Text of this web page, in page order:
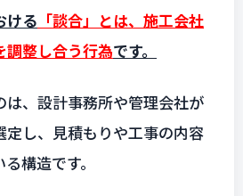
ける 「談合」とは、施工会社
調整し合う行為です。
は、設計事務所や管理会社が
定し、見積もりや工事の内容
構造です。